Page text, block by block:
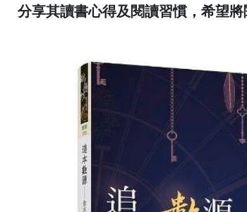
分享其讀書心得及閱讀習慣，希望將